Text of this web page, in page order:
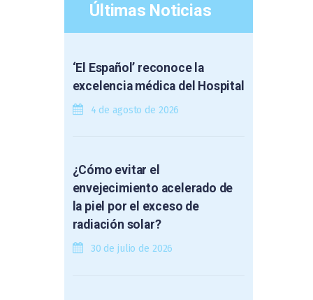
Últimas Noticias
‘El Español’ reconoce la
excelencia médica del Hospital
4 de agosto de 2026
¿Cómo evitar el
envejecimiento acelerado de
la piel por el exceso de
radiación solar?
30 de julio de 2026